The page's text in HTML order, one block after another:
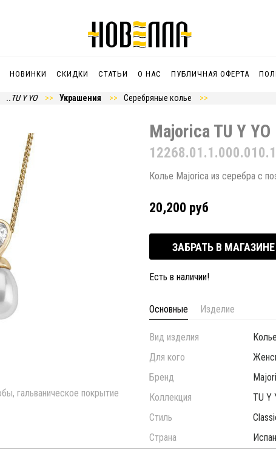
НОВИНКИ СКИДКИ СТАТЬИ О НАС ПУБЛИЧНАЯ ОФЕРТА
..TU Y YO Украшения Серебряные колье
гальваническое покрытие
Majorica TU Y YO
12268.01.1.000.010.1
Колье Majorica из серебра с
20,200 руб
ЗАБРАТЬ В МАГАЗИНЕ
Есть в наличии!
Основные Изделие
Вид изделия
Колье
Для кого
Бренд
Коллекция
TU Y
Стиль
Страна